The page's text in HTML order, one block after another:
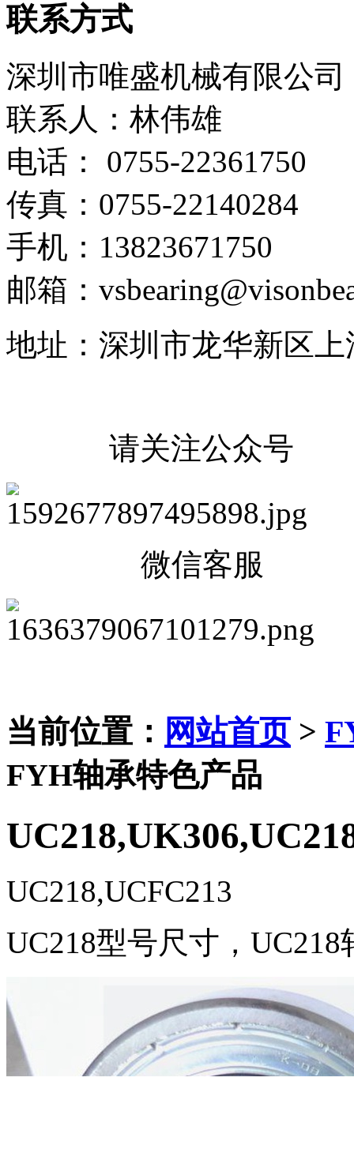
联系方式
深圳市唯盛机械有限公司
联系人：林伟雄
电话： 0755-22361750
传真：0755-22140284
手机：13823671750
邮箱：
地址：深圳市龙华新区
请关注公众号
微信客服
当前位置： 网站首页>
FYH轴承特色产品
UC218,UCFC213
UC218型号尺寸，